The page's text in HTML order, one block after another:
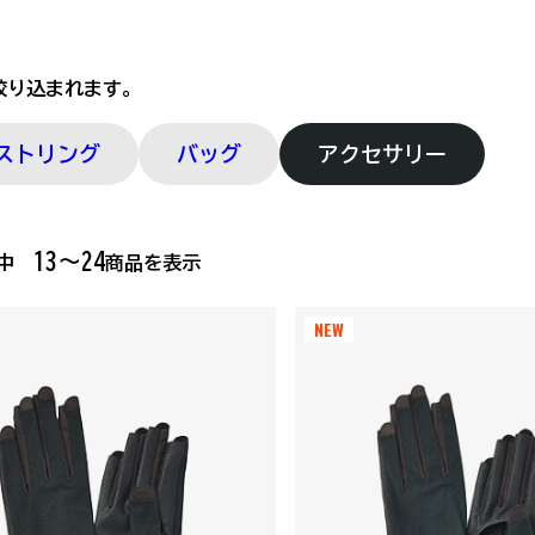
込まれます。
トリング バッグ アクセサリー
13～24商品を表示
NEW